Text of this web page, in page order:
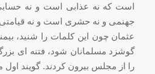
است که نه عذابى است و نه
جهنمى و نه حشرى است و نه
عثمان چون این کلمات را شنید،
گوشزد مسلمانان شود، فتنه اى بزرگ
را از مجلس بیرون کردند. گویند اول